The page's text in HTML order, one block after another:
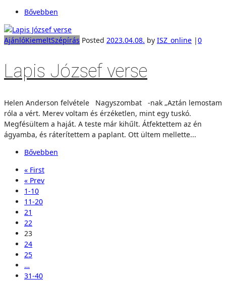
Bővebben
AjánlóKiemeltSzépírás Posted 2023.04.08. by ISZ_online |0
Lapis József verse
Helen Anderson felvétele Nagyszombat -nak „Aztán lemostam
róla a vért. Merev voltam és érzéketlen, mint egy tuskó.
Megfésültem a haját. A teste már kihűlt. Átfektettem az én
ágyamba, és ráterítettem a paplant. Ott ültem mellette...
Bővebben
« First
« Prev
1-10
11-20
21
22
23
24
25
…
31-40